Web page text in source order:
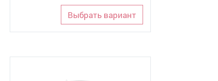
Выбрать вариант